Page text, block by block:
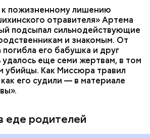
к пожизненному лишению
отравителя» Артема
подсыпал сильнодействующие
и знакомым. От
погибла его бабушка и друг
удалось еще семи жертвам, в том
убийцы. Как Миссюра травил
его судили — в материале
еде родителей